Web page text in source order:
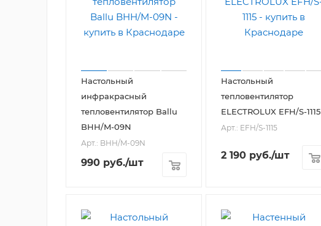
Настольный
инфракрасный
тепловентилятор Ballu
BHH/M-09N
Арт.: BHH/M-09N
990 руб./шт
Настольный
тепловентилятор
ELECTROLUX EFH/S-1115
Арт.: EFH/S-1115
2 190 руб./шт